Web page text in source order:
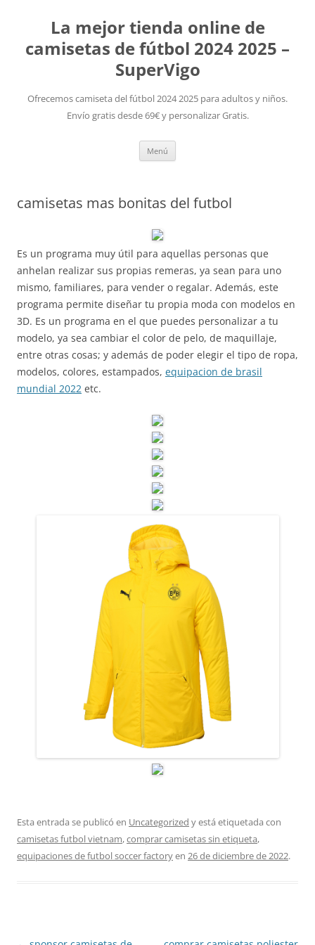
La mejor tienda online de
camisetas de fútbol 2024 2025 –
SuperVigo
Ofrecemos camiseta del fútbol 2024 2025 para adultos y niños.
Envío gratis desde 69€ y personalizar Gratis.
Menú
camisetas mas bonitas del futbol
Es un programa muy útil para aquellas personas que
anhelan realizar sus propias remeras, ya sean para uno
mismo, familiares, para vender o regalar. Además, este
programa permite diseñar tu propia moda con modelos en
3D. Es un programa en el que puedes personalizar a tu
modelo, ya sea cambiar el color de pelo, de maquillaje,
entre otras cosas; y además de poder elegir el tipo de ropa,
modelos, colores, estampados, equipacion de brasil
mundial 2022 etc.
Esta entrada se publicó en Uncategorized y está etiquetada con
camisetas futbol vietnam,comprar camisetas sin etiqueta,
equipaciones de futbol soccer factoryen 26 de diciembre de 2022.